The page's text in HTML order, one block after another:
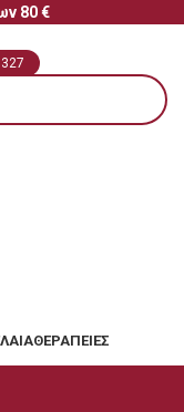
80 €
ΘΕΡΑΠΕΊΕΣ